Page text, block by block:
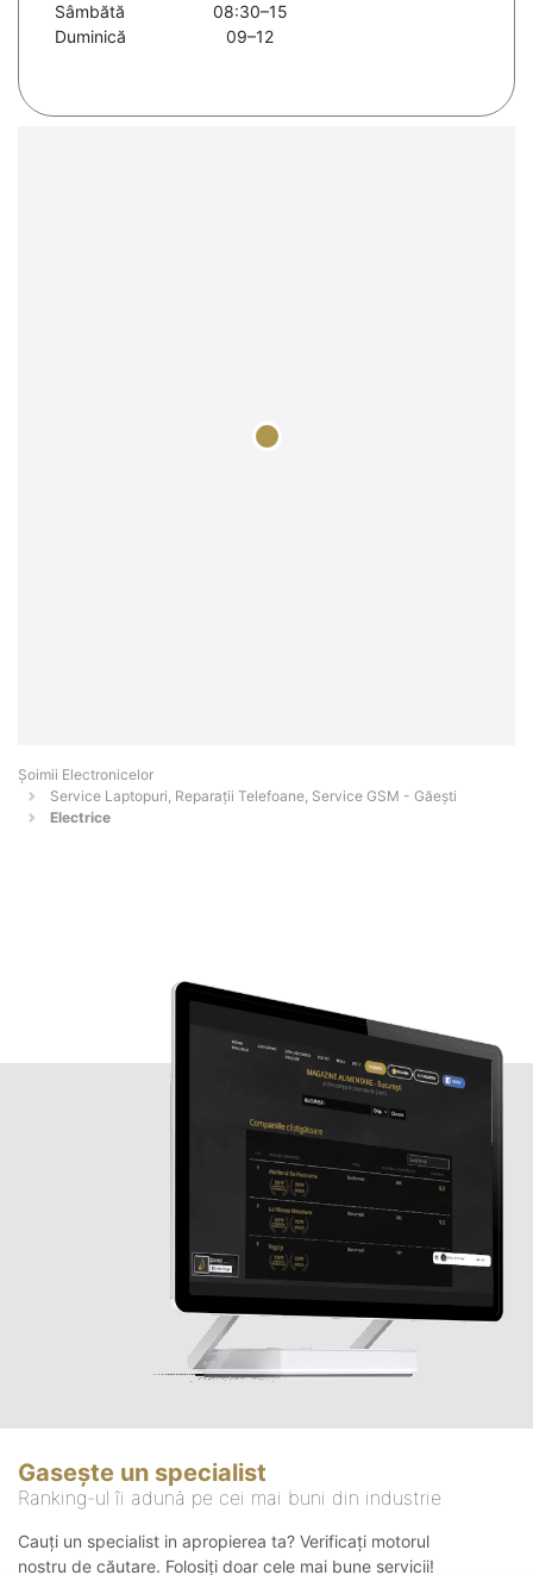
Sâmbătă
08:30–15
Duminică
09–12
Șoimii Electronicelor
Service Laptopuri, Reparații Telefoane, Service GSM - Găeşti
Electrice
Gasește un specialist
Ranking-ul îi adună pe cei mai buni din industrie
Cauți un specialist in apropierea ta? Verificați motorul
nostru de căutare. Folosiți doar cele mai bune servicii!